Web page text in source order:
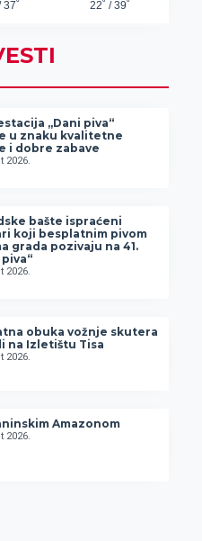
„Dani piva“
u znaku kvalitetne
i dobre zabave
2026.
bašte ispraćeni
koji besplatnim pivom
grada pozivaju na 41.
2026.
obuka vožnje skutera
na Izletištu Tisa
2026.
Amazonom
2026.